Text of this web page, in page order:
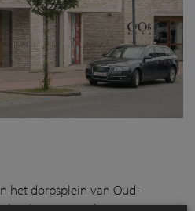
het dorpsplein van Oud-